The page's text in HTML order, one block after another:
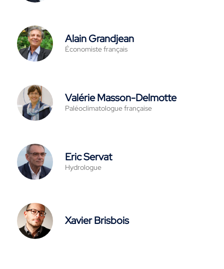
Alain Grandjean
Économiste français
Valérie Masson-Delmotte
Paléoclimatologue française
Eric Servat
Hydrologue
Xavier Brisbois